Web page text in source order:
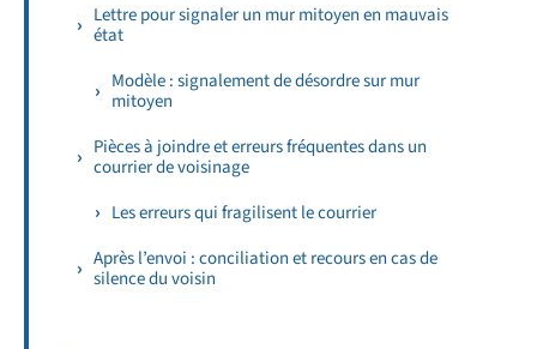
Lettre pour signaler un mur mitoyen en mauvais
état
Modèle : signalement de désordre sur mur
mitoyen
Pièces à joindre et erreurs fréquentes dans un
courrier de voisinage
Les erreurs qui fragilisent le courrier
Après l’envoi : conciliation et recours en cas de
silence du voisin